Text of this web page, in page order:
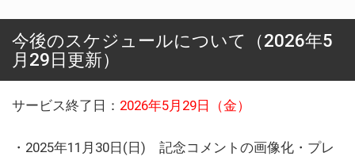
今後のスケジュールについて（2026年5
月29日更新）
サービス終了日： 2026年5月29日（金）
・2025年11月30日(日) 記念コメントの画像化・プレ